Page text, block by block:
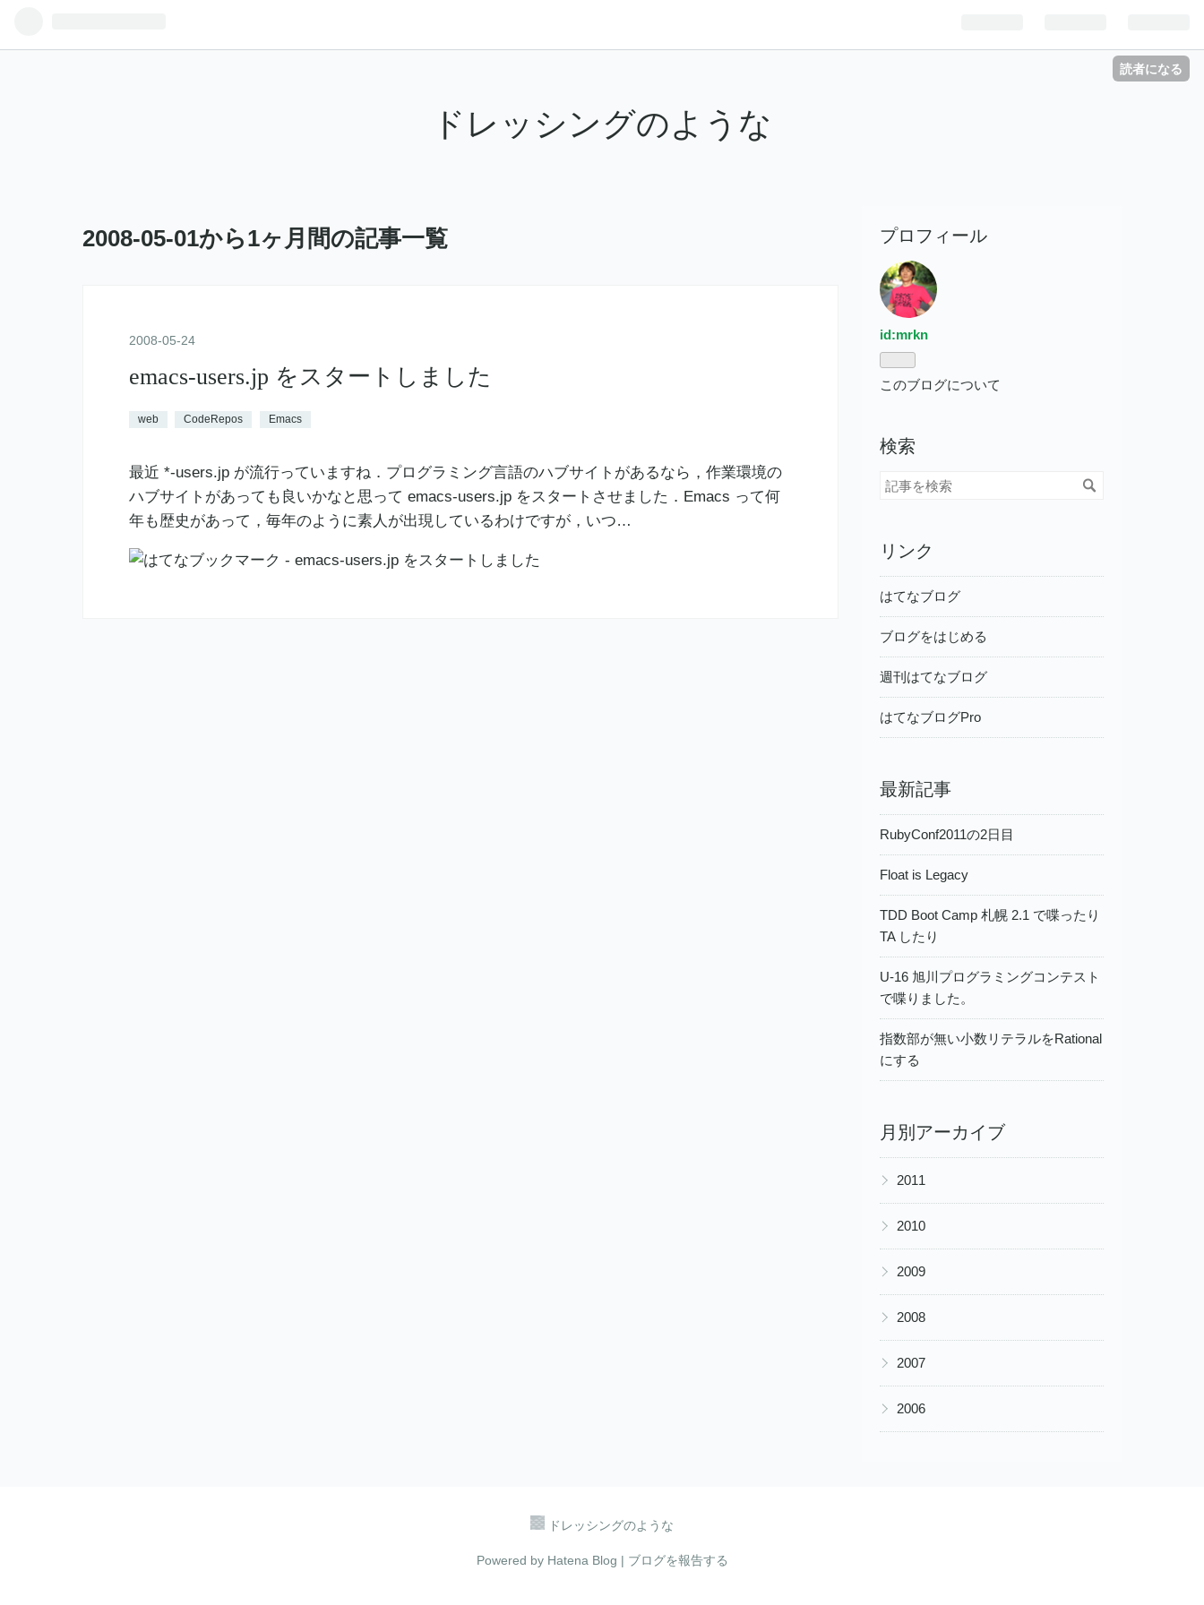
読者になる
ドレッシングのような
2008-05-01から1ヶ月間の記事一覧
2008-05-24
emacs-users.jp をスタートしました
web CodeRepos Emacs
最近 *-users.jp が流行っていますね．プログラミング言語のハブサイトがあるなら，作業環境の
ハブサイトがあっても良いかなと思って emacs-users.jp をスタートさせました．Emacs って何
年も歴史があって，毎年のように素人が出現しているわけですが，いつ…
プロフィール
id:mrkn
このブログについて
検索
リンク
はてなブログ
ブログをはじめる
週刊はてなブログ
はてなブログPro
最新記事
RubyConf2011の2日目
Float is Legacy
TDD Boot Camp 札幌 2.1 で喋ったり
TA したり
U-16 旭川プログラミングコンテスト
で喋りました。
指数部が無い小数リテラルをRational
にする
月別アーカイブ
▶ 2011
▶ 2010
▶ 2009
▶ 2008
▶ 2007
▶ 2006
ドレッシングのような
Powered by Hatena Blog | ブログを報告する